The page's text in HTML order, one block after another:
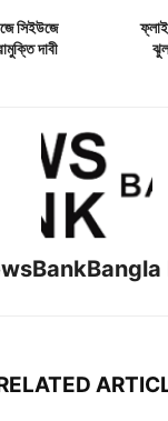
সিইউজে
দাবী